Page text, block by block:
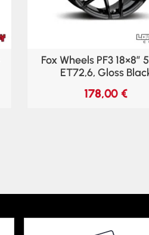
Fox Wheels PF3 18×8″
ET72,6, Gloss
178,00€